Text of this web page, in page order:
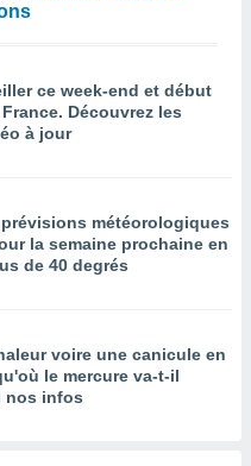
ce week-end et début
Découvrez les
à jour
météorologiques
la semaine prochaine en
de 40 degrés
voire une canicule en
le mercure va-t-il
nos infos